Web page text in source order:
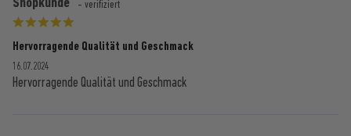
- verifiziert
Hervorragende Qualität und Geschmack
16.07.2024
Hervorragende Qualität und Geschmack